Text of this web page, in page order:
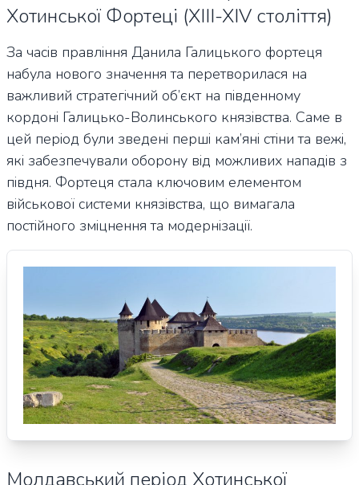
Хотинської Фортеці (XIII-XIV століття)
За часів правління Данила Галицького фортеця
набула нового значення та перетворилася на
важливий стратегічний об’єкт на південному
кордоні Галицько-Волинського князівства. Саме в
цей період були зведені перші кам’яні стіни та вежі,
які забезпечували оборону від можливих нападів з
півдня. Фортеця стала ключовим елементом
військової системи князівства, що вимагала
постійного зміцнення та модернізації.
Молдавський період Хотинської